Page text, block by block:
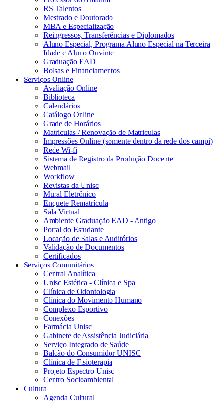
RS Talentos
Mestrado e Doutorado
MBA e Especialização
Reingressos, Transferências e Diplomados
Aluno Especial, Programa Aluno Especial na Terceira
Idade e Aluno Ouvinte
Graduação EAD
Bolsas e Financiamentos
Serviços Online
Avaliação Online
Biblioteca
Calendários
Catálogo Online
Grade de Horários
Matriculas / Renovação de Matriculas
Impressões Online (somente dentro da rede dos campi)
Rede Wi-fi
Sistema de Registro da Produção Docente
Webmail
Workflow
Revistas da Unisc
Mural Eletrônico
Enquete Rematrícula
Sala Virtual
Ambiente Graduação EAD - Antigo
Portal do Estudante
Locação de Salas e Auditórios
Validação de Documentos
Certificados
Serviços Comunitários
Central Analítica
Unisc Estética - Clínica e Spa
Clínica de Odontologia
Clínica do Movimento Humano
Complexo Esportivo
Conexões
Farmácia Unisc
Gabinete de Assistência Judiciária
Serviço Integrado de Saúde
Balcão do Consumidor UNISC
Clínica de Fisioterapia
Projeto Espectro Unisc
Centro Socioambiental
Cultura
Agenda Cultural